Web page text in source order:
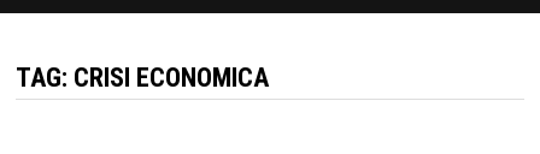
TAG: CRISI ECONOMICA